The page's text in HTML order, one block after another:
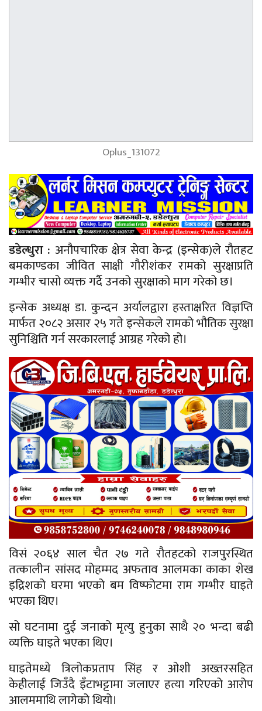
Oplus_131072
डडेल्धुरा : अनौपचारिक क्षेत्र सेवा केन्द्र (इन्सेक)ले रौतहट
बमकाण्डका जीवित साक्षी गौरीशंकर रामको सुरक्षाप्रति
गम्भीर चासो व्यक्त गर्दै उनको सुरक्षाको माग गरेको छ।
इन्सेक अध्यक्ष डा. कुन्दन अर्यालद्वारा हस्ताक्षरित विज्ञप्ति
मार्फत २०८२ असार २५ गते इन्सेकले रामको भौतिक सुरक्षा
सुनिश्चिति गर्न सरकारलाई आग्रह गरेको हो।
विसं २०६४ साल चैत २७ गते रौतहटको राजपुरस्थित
तत्कालीन सांसद मोहम्मद अफताव आलमका काका शेख
इद्रिशको घरमा भएको बम विष्फोटमा राम गम्भीर घाइते
भएका थिए।
सो घटनामा दुई जनाको मृत्यु हुनुका साथै २० भन्दा बढी
व्यक्ति घाइते भएका थिए।
घाइतेमध्ये त्रिलोकप्रताप सिंह र ओशी अख्तरसहित
केहीलाई जिउँदै इँटाभट्टामा जलाएर हत्या गरिएको आरोप
आलममाथि लागेको थियो।